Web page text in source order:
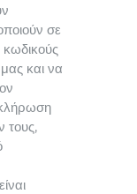
σε
κωδικούς
και να
τους,